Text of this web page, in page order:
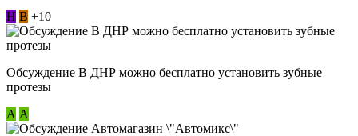
Н В +10
Обсуждение В ДНР можно бесплатно установить зубные
протезы
А А